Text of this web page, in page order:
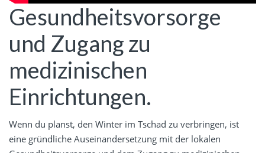
Gesundheitsvorsorge
und Zugang zu
medizinischen
Einrichtungen.
Wenn du planst, den Winter im Tschad zu verbringen, ist
eine gründliche Auseinandersetzung mit der lokalen